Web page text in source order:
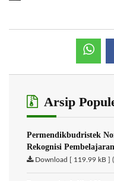
Arsip
Permendikbudristek
Rekognisi
Download [ 119.99 kB ]